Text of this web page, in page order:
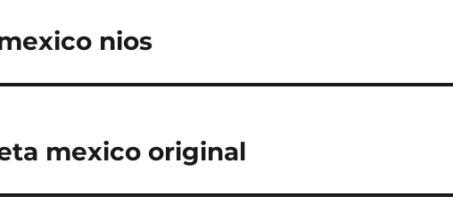
nios
mexico original